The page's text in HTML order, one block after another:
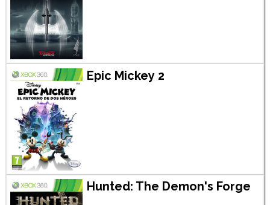
Epic Mickey 2
Hunted: The Demon's Forge